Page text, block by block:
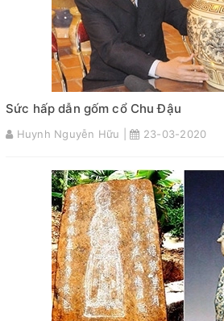
Sức hấp dẫn gốm cổ Chu Đậu
Huynh Nguyễn Hữu | 23-03-2020